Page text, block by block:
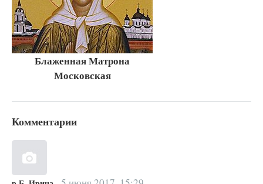
Блаженная Матрона
Московская
Комментарии